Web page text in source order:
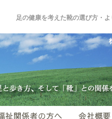
足の健康を考えた靴の選び方・